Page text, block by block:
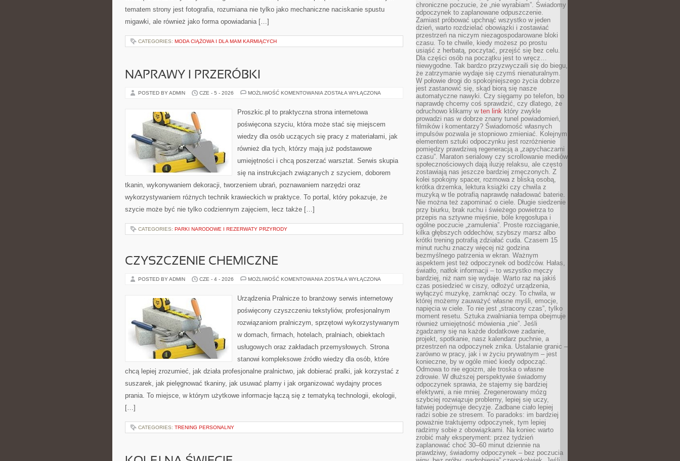
tematem strony jest fotografia, rozumiana nie tylko jako mechaniczne naciskanie spustu
migawki, ale również jako forma opowiadania […]
CATEGORIES: MODA CIĄŻOWA I DLA MAM KARMIĄCYCH
NAPRAWY I PRZERÓBKI
POSTED BY ADMIN CZE - 5 - 2026 MOŻLIWOŚĆ KOMENTOWANIA NAPRAWY
ZOSTAŁA WYŁĄCZONA
Proszkic.pl to praktyczna strona internetowa
poświęcona szyciu, która może stać się miejscem
wiedzy dla osób uczących się pracy z materiałami, jak
również dla tych, którzy mają już podstawowe
umiejętności i chcą poszerzać warsztat. Serwis skupia
się na instrukcjach związanych z szyciem, doborem
tkanin, wykonywaniem dekoracji, tworzeniem ubrań, poznawaniem narzędzi oraz
wykorzystywaniem różnych technik krawieckich w praktyce. To portal, który pokazuje, że
szycie może być nie tylko codziennym zajęciem, lecz także […]
CATEGORIES: PARKI NARODOWE I REZERWATY PRZYRODY
CZYSZCZENIE CHEMICZNE
POSTED BY ADMIN CZE - 4 - 2026 MOŻLIWOŚĆ KOMENTOWANIA CZYSZCZENIE
ZOSTAŁA WYŁĄCZONA
Urządzenia Pralnicze to branżowy serwis internetowy
poświęcony czyszczeniu tekstyliów, profesjonalnym
rozwiązaniom pralniczym, sprzętowi wykorzystywanym
w domach, firmach, hotelach, pralniach, obiektach
usługowych oraz zakładach przemysłowych. Strona
stanowi kompleksowe źródło wiedzy dla osób, które
chcą lepiej zrozumieć, jak działa profesjonalne pralnictwo, jak dobierać pralki, jak korzystać z
suszarek, jak pielęgnować tkaniny, jak usuwać plamy i jak organizować wydajny proces
prania. To miejsce, w którym użytkowe informacje łączą się z tematyką technologii, ekologii,
[…]
CATEGORIES: TRENING PERSONALNY
chroniczne poczucie, że „nie wyrabiam”. Świadomy
odpoczynek to zaplanowane odpuszczenie.
Zamiast próbować upchnąć wszystko w jeden
dzień, warto rozdzielać obowiązki i zostawiać
przestrzeń na niczym niezagospodarowane bloki
czasu. To te chwile, kiedy możesz po prostu
usiąść z herbatą, poczytać, przejść się bez celu.
Dla części osób na początku jest to wręcz…
niewygodne. Tak bardzo przyzwyczaili się do biegu,
że zatrzymanie wydaje się czymś nienaturalnym.
W połowie drogi do spokojniejszego życia dobrze
jest zastanowić się, skąd biorą się nasze
automatyczne nawyki. Czy sięgamy po telefon, bo
naprawdę chcemy coś sprawdzić, czy dlatego, że
odruchowo klikamy w ten link który zwykle
prowadzi nas w dobrze znany tunel powiadomień,
filmików i komentarzy? Świadomość własnych
impulsów pozwala je stopniowo zmieniać. Kolejnym
elementem sztuki odpoczynku jest rozróżnienie
pomiędzy prawdziwą regeneracją a „zapychaczami
czasu”. Maraton serialowy czy scrollowanie mediów
społecznościowych dają iluzję relaksu, ale często
zostawiają nas jeszcze bardziej zmęczonych. Z
kolei spokojny spacer, rozmowa z bliską osobą,
krótka drzemka, lektura książki czy chwila z
muzyką w tle potrafią naprawdę naładować baterie.
Nie można też zapominać o ciele. Długie siedzenie
przy biurku, brak ruchu i świeżego powietrza to
przepis na sztywne mięśnie, bóle kręgosłupa i
ogólne poczucie „zamulenia”. Proste rozciąganie,
kilka głębszych oddechów, szybszy marsz albo
krótki trening potrafią zdziałać cuda. Czasem 15
minut ruchu znaczy więcej niż godzina
bezmyślnego patrzenia w ekran. Ważnym
aspektem jest też odpoczynek od bodźców. Hałas,
światło, natłok informacji – to wszystko męczy
bardziej, niż nam się wydaje. Warto raz na jakiś
czas posiedzieć w ciszy, odłożyć urządzenia,
wyłączyć muzykę, zamknąć oczy. To chwila, w
której możemy zauważyć własne myśli, emocje,
napięcia w ciele. To nie jest „stracony czas”, tylko
moment resetu. Sztuka zwalniania tempa obejmuje
również umiejętność mówienia „nie”. Jeśli
zgadzamy się na każde dodatkowe zadanie,
projekt, spotkanie, nasz kalendarz puchnie, a
przestrzeń na odpoczynek znika. Ustalanie granic –
zarówno w pracy, jak i w życiu prywatnym – jest
konieczne, by w ogóle mieć kiedy odpocząć.
Odmowa to nie egoizm, ale troska o własne
zdrowie. W dłuższej perspektywie świadomy
odpoczynek sprawia, że stajemy się bardziej
efektywni, a nie mniej. Zregenerowany mózg
szybciej rozwiązuje problemy, lepiej się uczy,
łatwiej podejmuje decyzje. Zadbane ciało lepiej
radzi sobie ze stresem. To paradoks: im bardziej
poważnie traktujemy odpoczynek, tym lepiej
radzimy sobie z obowiązkami. Na koniec warto
zrobić mały eksperyment: przez tydzień
zaplanować choć 30–60 minut dziennie na
prawdziwy, świadomy odpoczynek – bez poczucia